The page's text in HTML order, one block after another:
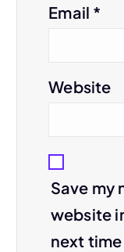
Email *
Website
Save my
website
next